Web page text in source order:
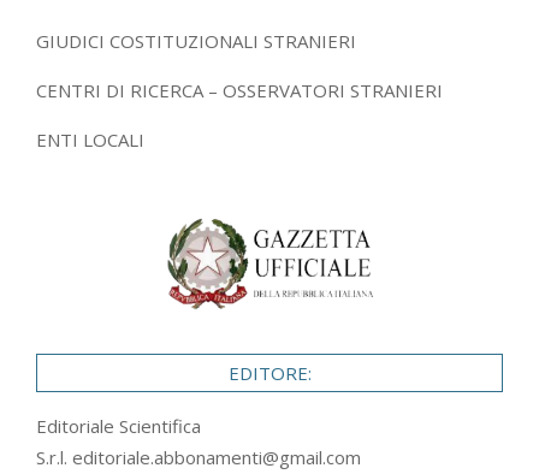
GIUDICI COSTITUZIONALI STRANIERI
CENTRI DI RICERCA – OSSERVATORI STRANIERI
ENTI LOCALI
EDITORE:
Editoriale Scientifica
S.r.l. editoriale.abbonamenti@gmail.com